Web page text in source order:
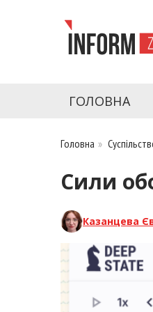
Запоріжжя та
ГОЛОВНА
Головна »
Сили
Казанцева